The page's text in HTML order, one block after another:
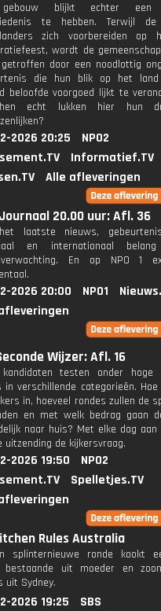
blijkt echter een
te hebben. Terwijl de
zich voorbereiden op
wordt de
door een noodlottig
die hun blik op het
beloofde voorgoed lijkt te
echt lukken hier hun
2026 20:25
NPO2
Informatief.TV
Alle afleveringen
Journaal 20.00 uur: Afl. 36
laatste nieuws,
en internationaal
En op NPO 1
2026 20:00 NPO1
Wijzer: Afl. 16
kandidaten testen onder hoge
in verschillende categorieën.
in, hoeveel rondes zullen de
en met welk bedrag gaan
naar huis? Met elke dag
uitzending de kijkersvraag.
2026 19:50
NPO2
Spelletjes.TV
Rules Australia
splinternieuwe ronde kookt
bestaande uit moeder en
uit Sydney.
2026 19:25
SBS